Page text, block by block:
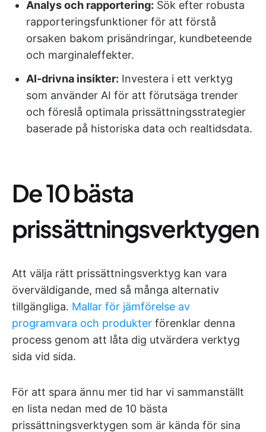
Analys och rapportering: Sök efter robusta
rapporteringsfunktioner för att förstå
orsaken bakom prisändringar, kundbeteende
och marginaleffekter.
AI-drivna insikter: Investera i ett verktyg
som använder AI för att förutsäga trender
och föreslå optimala prissättningsstrategier
baserade på historiska data och realtidsdata.
De 10 bästa
prissättningsverktygen
Att välja rätt prissättningsverktyg kan vara
överväldigande, med så många alternativ
tillgängliga. Mallar för jämförelse av
programvara och produkter förenklar denna
process genom att låta dig utvärdera verktyg
sida vid sida.
För att spara ännu mer tid har vi sammanställt
en lista nedan med de 10 bästa
prissättningsverktygen som är kända för sina